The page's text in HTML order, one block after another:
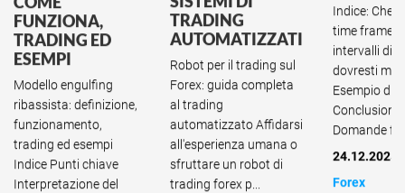
FUNZIONA,
TRADING ED
ESEMPI
Modello engulfing
ribassista: definizione,
funzionamento,
trading ed esempi
Indice Punti chiave
Interpretazione del
TRADING
AUTOMATIZZATI
Robot per il trading sul
Forex: guida completa
al trading
automatizzato Affidarsi
all'esperienza umana o
sfruttare un robot di
trading forex p...
Indice: Che
time frame?
intervalli di
dovresti
Esempio di
Conclusione
Domande
24.12.2025
Forex